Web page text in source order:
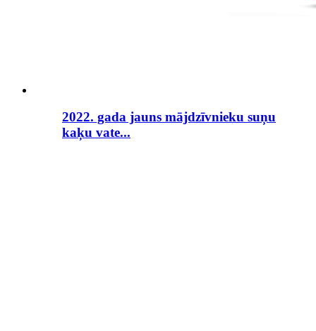
2022. gada jauns mājdzīvnieku suņu
kaķu vate...